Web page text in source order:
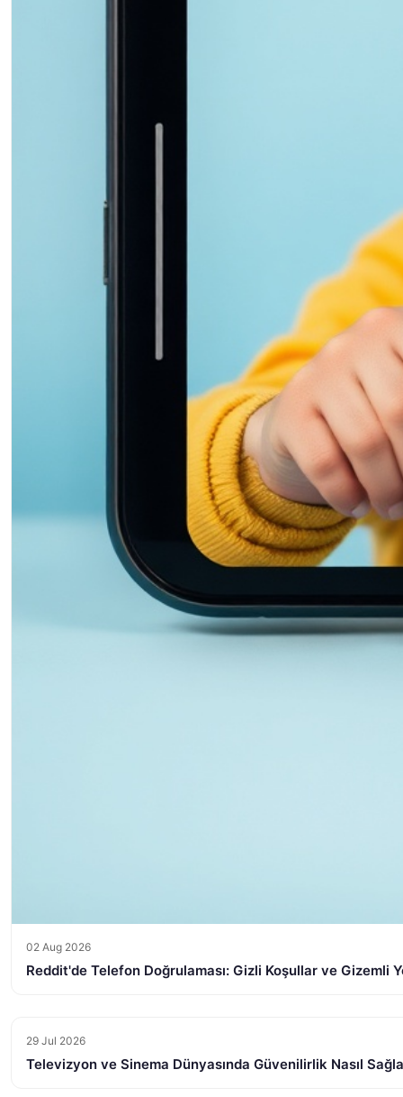
02 Aug 2026
Reddit'de Telefon Doğrulaması: Gizli Koşullar ve Gizemli
29 Jul 2026
Televizyon ve Sinema Dünyasında Güvenilirlik Nasıl